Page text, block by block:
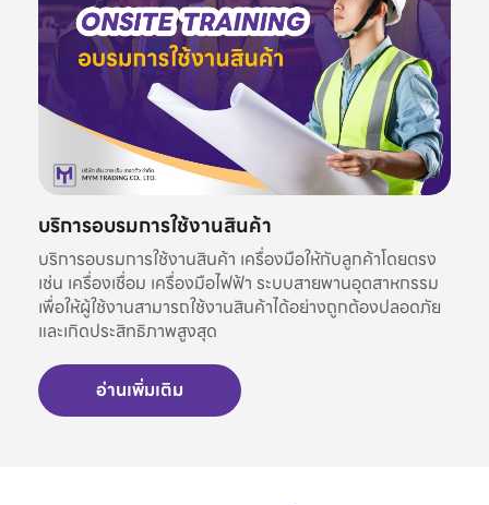
บริการอบรมการใช้งานสินค้า
บริการอบรมการใช้งานสินค้า เครื่องมือให้กับลูกค้าโดยตรง
เช่น เครื่องเชื่อม เครื่องมือไฟฟ้า ระบบสายพานอุตสาหกรรม
เพื่อให้ผู้ใช้งานสามารถใช้งานสินค้าได้อย่างถูกต้องปลอดภัย
และเกิดประสิทธิภาพสูงสุด
อ่านเพิ่มเติม